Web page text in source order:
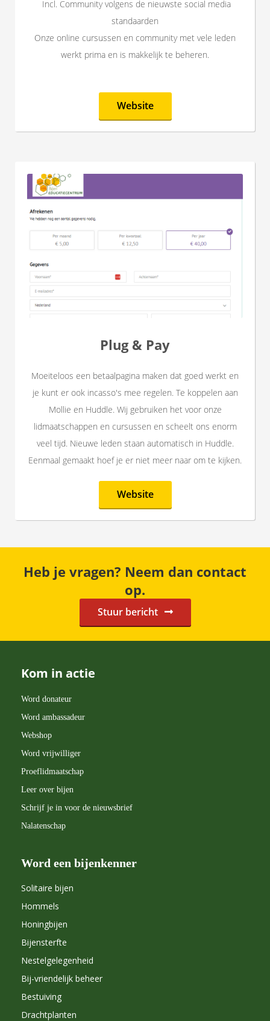
Incl. Community volgens de nieuwste social media
standaarden
Onze online cursussen en community met vele leden
werkt prima en is makkelijk te beheren.
Website
Plug & Pay
Moeiteloos een betaalpagina maken dat goed werkt en
je kunt er ook incasso's mee regelen. Te koppelen aan
Mollie en Huddle. Wij gebruiken het voor onze
lidmaatschappen en cursussen en scheelt ons enorm
veel tijd. Nieuwe leden staan automatisch in Huddle.
Eenmaal gemaakt hoef je er niet meer naar om te kijken.
Website
Heb je vragen? Neem dan contact
op.
Stuur bericht
Kom in actie
Word donateur
Word ambassadeur
Webshop
Word vrijwilliger
Proeflidmaatschap
Leer over bijen
Schrijf je in voor de nieuwsbrief
Nalatenschap
Word een bijenkenner
Solitaire bijen
Hommels
Honingbijen
Bijensterfte
Nestelgelegenheid
Bij-vriendelijk beheer
Bestuiving
Drachtplanten